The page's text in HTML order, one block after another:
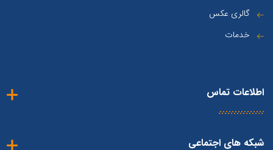
گالری عکس
خدمات
اطلاعات تماس
شبکه های اجتماعی